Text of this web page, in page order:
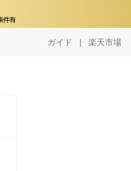
ガイド | 楽天市場